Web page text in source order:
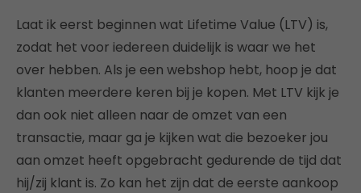
Laat ik eerst beginnen wat Lifetime Value (LTV) is,
zodat het voor iedereen duidelijk is waar we het
over hebben. Als je een webshop hebt, hoop je dat
klanten meerdere keren bij je kopen. Met LTV kijk je
dan ook niet alleen naar de omzet van een
transactie, maar ga je kijken wat die bezoeker jou
aan omzet heeft opgebracht gedurende de tijd dat
hij/zij klant is. Zo kan het zijn dat de eerste aankoop